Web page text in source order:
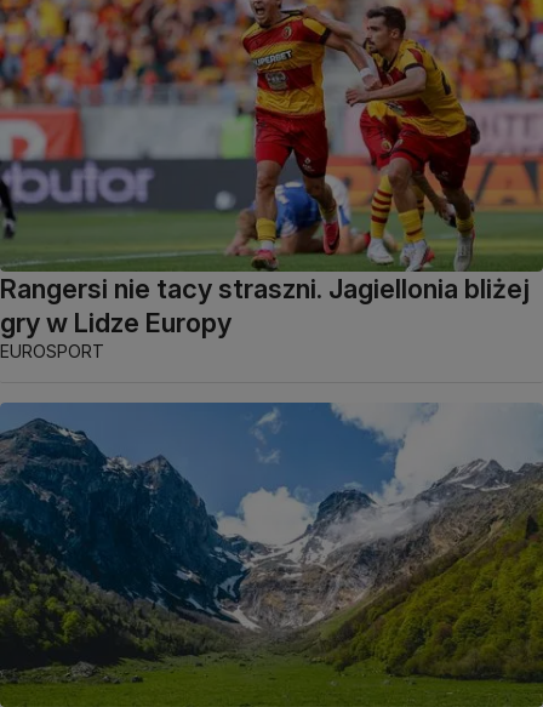
Rangersi nie tacy straszni. Jagiellonia bliżej
gry w Lidze Europy
EUROSPORT